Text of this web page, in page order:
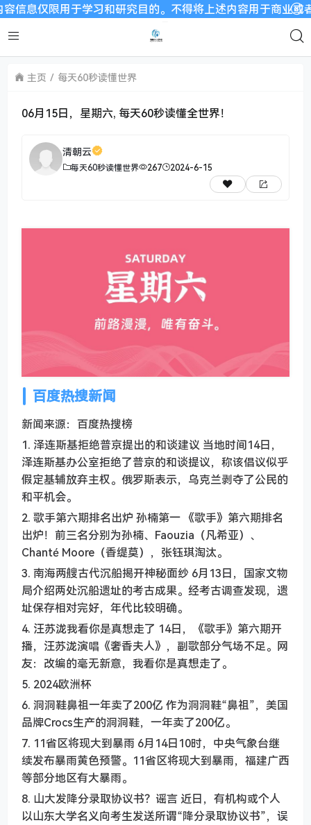
限用于学习和研究目的。不得将上述内容用于商业或者非
主页 每天60秒读懂世界
06月15日，星期六, 每天60秒读懂全世界！
清朝云
每天60秒读懂世界 267 2024-6-15
百度热搜新闻
新闻来源：百度热搜榜
1. 泽连斯基拒绝普京提出的和谈建议 当地时间14日，
泽连斯基办公室拒绝了普京的和谈提议，称该倡议似乎
假定基辅放弃主权。俄罗斯表示，乌克兰剥夺了公民的
和平机会。
2. 歌手第六期排名出炉 孙楠第一 《歌手》第六期排名
出炉！前三名分别为孙楠、Faouzia（凡希亚）、
Chanté Moore（香缇莫），张钰琪淘汰。
3. 南海两艘古代沉船揭开神秘面纱 6月13日，国家文物
局介绍两处沉船遗址的考古成果。经考古调查发现，遗
址保存相对完好，年代比较明确。
4. 汪苏泷我看你是真想走了 14日，《歌手》第六期开
播，汪苏泷演唱《奢香夫人》，副歌部分气场不足。网
友：改编的毫无新意，我看你是真想走了。
5. 2024欧洲杯
6. 洞洞鞋鼻祖一年卖了200亿 作为洞洞鞋“鼻祖”，美国
品牌Crocs生产的洞洞鞋，一年卖了200亿。
7. 11省区将现大到暴雨 6月14日10时，中央气象台继
续发布暴雨黄色预警。11省区将现大到暴雨，福建广西
等部分地区有大暴雨。
8. 山大发降分录取协议书？谣言 近日，有机构或个人
以山东大学名义向考生发送所谓“降分录取协议书”，误